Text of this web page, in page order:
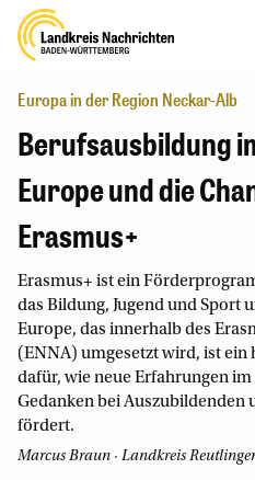
Europa in der Region Neckar-Alb
Berufsausbildung
Europe und die
Erasmus+
Erasmus+ ist ein
das Bildung, Jugend und Sport
Europe, das innerhalb des
(ENNA) umgesetzt wird, ist ein
dafür, wie neue Erfahrungen
Gedanken bei Auszubildenden
fördert.
Marcus Braun · Landkreis